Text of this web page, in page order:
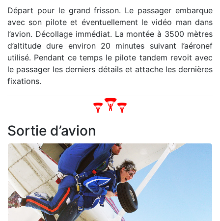
Départ pour le grand frisson. Le passager embarque
avec son pilote et éventuellement le vidéo man dans
l’avion. Décollage immédiat. La montée à 3500 mètres
d’altitude dure environ 20 minutes suivant l’aéronef
utilisé. Pendant ce temps le pilote tandem revoit avec
le passager les derniers détails et attache les dernières
fixations.
Sortie d’avion